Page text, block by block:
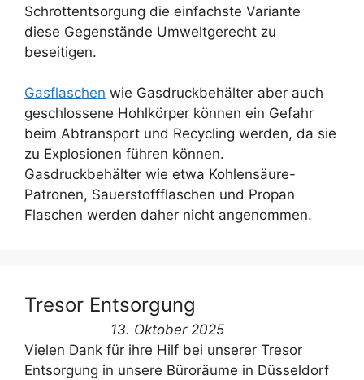
Schrottentsorgung die einfachste Variante
diese Gegenstände Umweltgerecht zu
beseitigen.
Gasflaschen wie Gasdruckbehälter aber auch
geschlossene Hohlkörper können ein Gefahr
beim Abtransport und Recycling werden, da sie
zu Explosionen führen können.
Gasdruckbehälter wie etwa Kohlensäure-
Patronen, Sauerstoffflaschen und Propan
Flaschen werden daher nicht angenommen.
Tresor Entsorgung
13. Oktober 2025
Vielen Dank für ihre Hilf bei unserer Tresor
Entsorgung in unsere Büroräume in Düsseldorf